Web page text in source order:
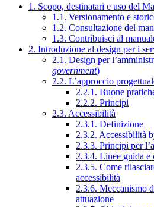
1. Scopo, destinatari e uso del
1.1. Versionamento e
1.2. Consultazione del
1.3. Contribuisci al
2. Introduzione al design per i
2.1. Design per
government)
2.2. L’approccio
2.2.1. Buone
2.2.2. Principi
2.3. Accessibilità
2.3.1. Definizione
2.3.2. Accessibilità
2.3.3. Principi per
2.3.4. Linee guida e
2.3.5. Come
accessibilità
2.3.6. Meccanismo
attuazione